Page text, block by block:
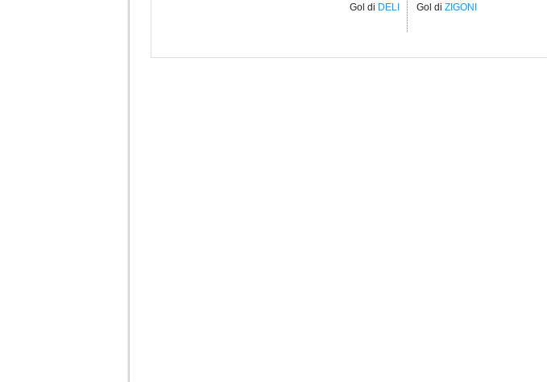
Gol di DELI
Gol di ZIGONI